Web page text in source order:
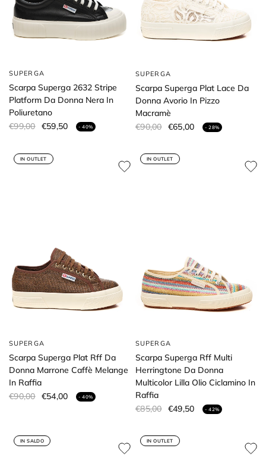
SUPERGA
Scarpa Superga 2632 Stripe
Platform Da Donna Nera In
Poliuretano
€99,00 €59,50 - 40%
SUPERGA
Scarpa Superga Plat Lace Da
Donna Avorio In Pizzo
Macramè
€90,00 €65,00 - 28%
IN OUTLET
SUPERGA
Scarpa Superga Plat Rff Da
Donna Marrone Caffè Melange
In Raffia
€90,00 €54,00 - 40%
IN OUTLET
SUPERGA
Scarpa Superga Rff Multi
Herringtone Da Donna
Multicolor Lilla Olio Ciclamino In
Raffia
€85,00 €49,50 - 42%
IN SALDO IN OUTLET